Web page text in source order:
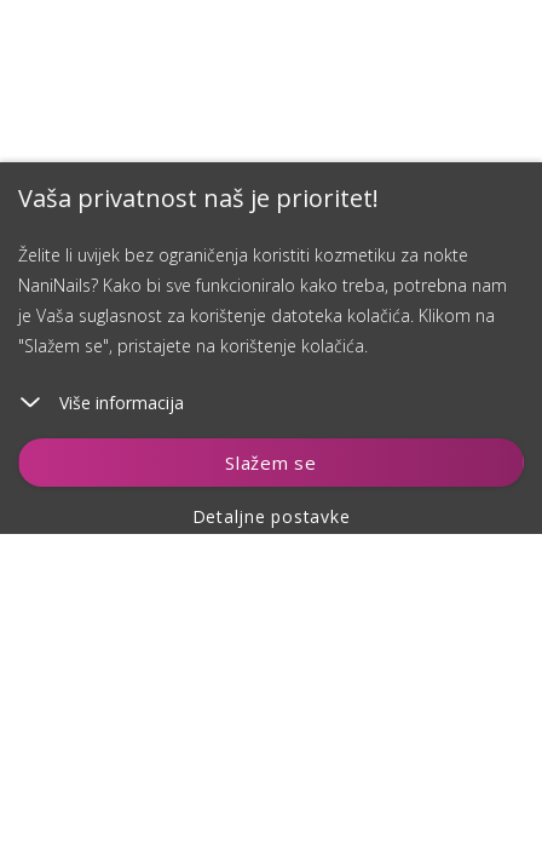
Vaša privatnost naš je prioritet!
Želite li uvijek bez ograničenja koristiti kozmetiku za nokte
NaniNails? Kako bi sve funkcioniralo kako treba, potrebna nam
je Vaša suglasnost za korištenje datoteka kolačića. Klikom na
"Slažem se", pristajete na korištenje kolačića.
Više informacija
Slažem se
Detaljne postavke
Dodaj u košaricu